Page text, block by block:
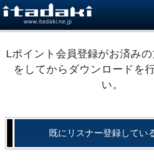
www.itadaki.ne.jp
Lポイント会員登録がお済み
をしてからダウンロードを
い。
既にリスナー登録してい